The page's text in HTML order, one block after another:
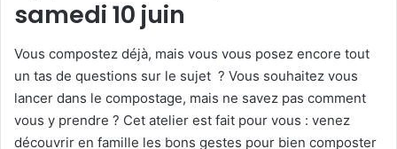
samedi 10 juin
Vous compostez déjà, mais vous vous posez encore tout
un tas de questions sur le sujet ? Vous souhaitez vous
lancer dans le compostage, mais ne savez pas comment
vous y prendre ? Cet atelier est fait pour vous : venez
découvrir en famille les bons gestes pour bien composter